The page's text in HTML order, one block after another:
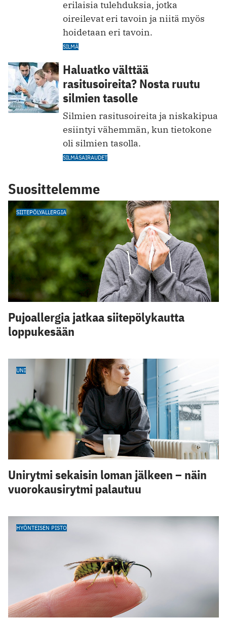
erilaisia tulehduksia, jotka
oireilevat eri tavoin ja niitä myös
hoidetaan eri tavoin.
SILMÄ
Haluatko välttää
rasitusoireita? Nosta ruutu
silmien tasolle
Silmien rasitusoireita ja niskakipua
esiintyi vähemmän, kun tietokone
oli silmien tasolla.
SILMÄSAIRAUDET
Suosittelemme
SIITEPÖLYALLERGIA
Pujoallergia jatkaa siitepölykautta
loppukesään
UNI
Unirytmi sekaisin loman jälkeen – näin
vuorokausirytmi palautuu
HYÖNTEISEN PISTO